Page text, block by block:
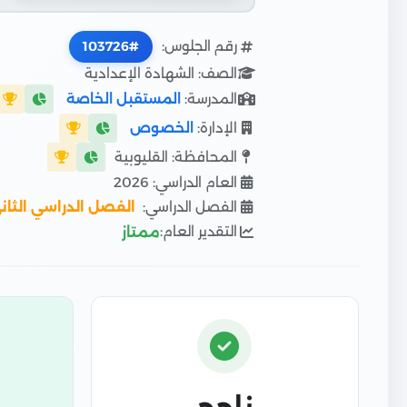
رقم الجلوس: 103726
الصف: الشهادة الإعدادية
المدرسة: المستقبل الخاصة
الإدارة: الخصوص
المحافظة: القليوبية
العام الدراسي: 2026
الفصل الدراسي:
الفصل الدراسي
التقدير العام:ممتاز